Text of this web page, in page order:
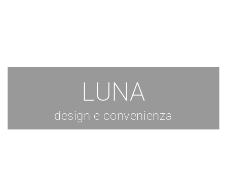
LUNA
design e convenienza